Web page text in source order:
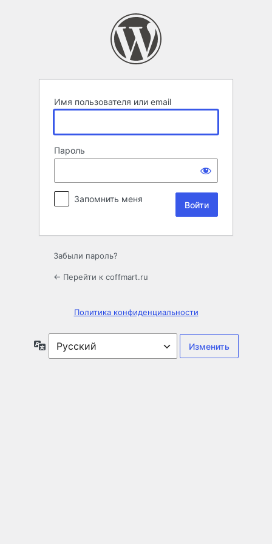
Имя пользователя или email
Пароль
Запомнить меня
Забыли пароль?
← Перейти к coffmart.ru
Политика конфиденциальности
Язык